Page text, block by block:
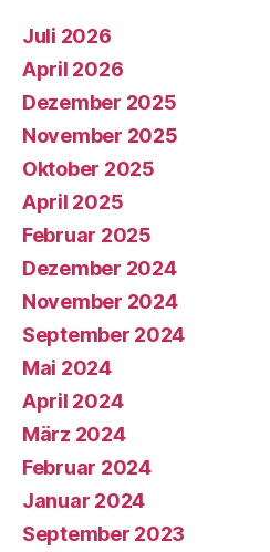
Juli 2026
April 2026
Dezember 2025
November 2025
Oktober 2025
April 2025
Februar 2025
Dezember 2024
November 2024
September 2024
Mai 2024
April 2024
März 2024
Februar 2024
Januar 2024
September 2023